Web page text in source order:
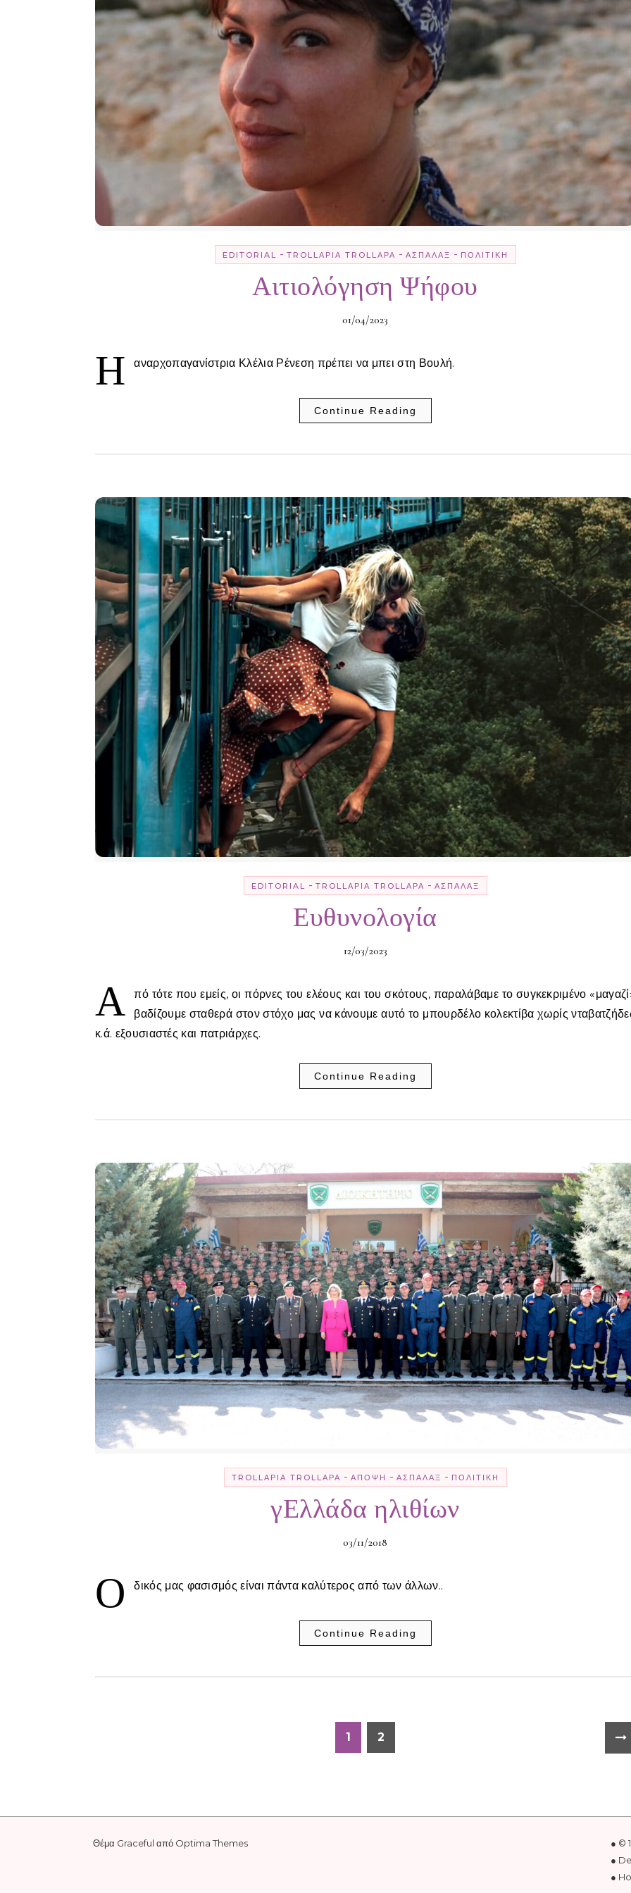
EDITORIAL - TROLLΑΡΊΑ TROLLΑΡΆ - ΑΣΠΆΛΑΞ - ΠΟΛΙΤΙΚΉ
Αιτιολόγηση Ψήφου
01/04/2023
Η αναρχοπαγανίστρια Κλέλια Ρένεση πρέπει να μπει στη Βουλή.
Continue Reading
EDITORIAL - TROLLΑΡΊΑ TROLLΑΡΆ - ΑΣΠΆΛΑΞ
Ευθυνολογία
12/03/2023
Α
πό τότε που εμείς, οι πόρνες του ελέους και του σκότους, παραλάβαμε το συγκεκριμένο
βαδίζουμε σταθερά στον στόχο μας να κάνουμε αυτό το μπουρδέλο κολεκτίβα χωρίς
κ.ά. εξουσιαστές και πατριάρχες.
Continue Reading
TROLLΑΡΊΑ TROLLΑΡΆ - ΆΠΟΨΗ - ΑΣΠΆΛΑΞ - ΠΟΛΙΤΙΚΉ
γΕλλάδα ηλιθίων
03/11/2018
Ο δικός μας φασισμός είναι πάντα καλύτερος από των άλλων..
Continue Reading
1 2
● ©
●
●
Θέμα Graceful από Optima Themes